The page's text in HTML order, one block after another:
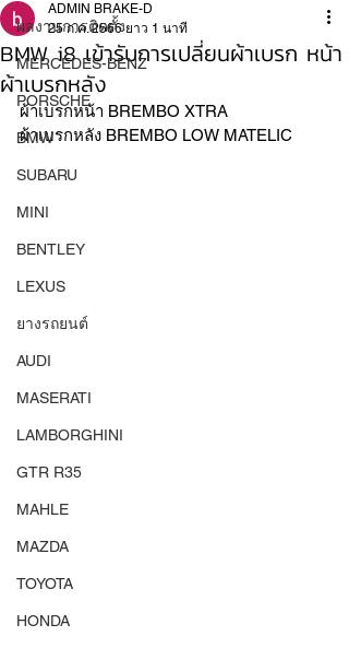
ผลงานการติดตั้ง
MERCEDES-BENZ
PORSCHE
BMW
SUBARU
MINI
BENTLEY
LEXUS
ยางรถยนต์
AUDI
MASERATI
LAMBORGHINI
GTR R35
MAHLE
MAZDA
TOYOTA
HONDA
BMW i8 เข้ารับการเปลี่ยนผ้าเบรก หน้า
ผ้าเบรกหลัง
ADMIN BRAKE-D
25 ก.ค. 2566 ยาว 1 นาที
ผ้าเบรกหน้า BREMBO XTRA
ผ้าเบรกหลัง BREMBO LOW MATELIC